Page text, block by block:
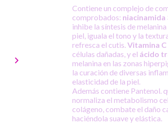
Contiene un complejo de
comprobados: niacinamida
inhibe la síntesis de
piel, iguala el tono y la
refresca el cutis.Vitamina C
células dañadas, y el ácido
melanina en las zonas
la curación de diversas
elasticidad de la piel.
Además contiene Pantenol.
normaliza el metabolismo
colágeno, combate el daño
haciéndola suave y elástica.